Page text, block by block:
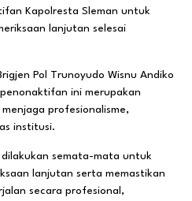
Kapolresta Sleman untuk
lanjutan selesai
Pol Trunoyudo Wisnu Andiko
ini merupakan
profesionalisme,
institusi.
semata-mata untuk
lanjutan serta memastikan
secara profesional,